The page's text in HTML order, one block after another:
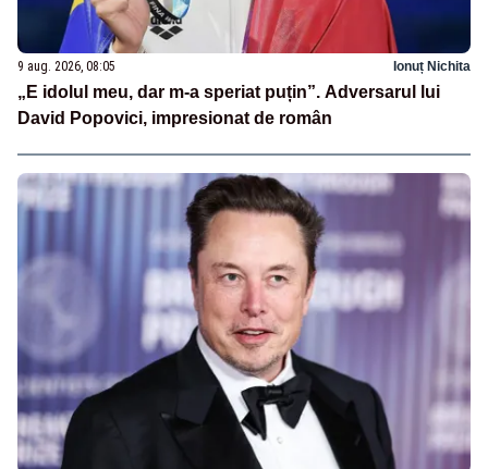
9 aug. 2026, 08:05 Ionuț Nichita
„E idolul meu, dar m-a speriat puțin”. Adversarul lui
David Popovici, impresionat de român